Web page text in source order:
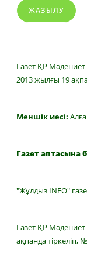
ЖАЗЫЛУ
Газет ҚР Мәдениет
2013 жылғы 19
Меншік иесі:
Газет аптасына
"Жұлдыз INFO"
Газет ҚР
ақпанда тіркеліп,